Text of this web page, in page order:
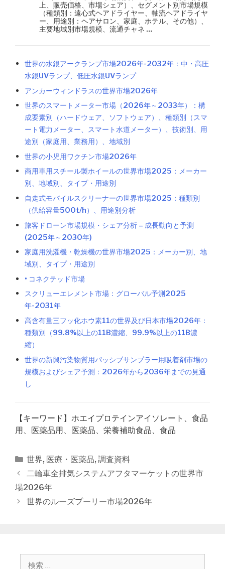
上、販売価格、市場シェア）、セグメント別市場規模
（種類別：遠心式ヘアドライヤー、軸流ヘアドライヤ
ー、用途別：ヘアサロン、家庭、ホテル、その他）、
主要地域別市場規模、流通チャネ …
世界の水銀アークランプ市場2026年-2032年：中・高圧
水銀UVランプ、低圧水銀UVランプ
アンカーウィンドラスの世界市場2026年
世界のスマートメーター市場（2026年～2033年）：構
成要素別（ハードウェア、ソフトウェア）、種類別（スマ
ート電力メーター、スマート水道メーター）、技術別、用
途別（家庭用、業務用）、地域別
世界の小児用ワクチン市場2026年
商用車用スチール製ホイールの世界市場2025：メーカー
別、地域別、タイプ・用途別
自走式モバイルスクリーナーの世界市場2025：種類別
（供給容量500t/h）、用途別分析
旅客ドローン市場規模・シェア分析 – 成長動向と予測
(2025年～2030年)
家庭用洗濯機・乾燥機の世界市場2025：メーカー別、地
域別、タイプ・用途別
• コネクテッド市場
スクリューエレメント市場：グローバル予測2025
年-2031年
高含有量三フッ化ホウ素11の世界及び日本市場2026年：
種類別（99.8%以上の11B濃縮、99.9%以上の11B濃
縮）
世界の新興汚染物質用パッシブサンプラー用吸着剤市場の
規模およびシェア予測：2026年から2036年までの見通
し
【キーワード】ホエイプロテインアイソレート、食品
用、医薬品用、医薬品、栄養補助食品、食品
カ
テ
ゴ
ー
世界, 医療・医薬品, 調査資料
投
稿
ョ
二輪車全排気システムアフタマーケットの世界市
場2026年
世界のルーズプーリー市場2026年